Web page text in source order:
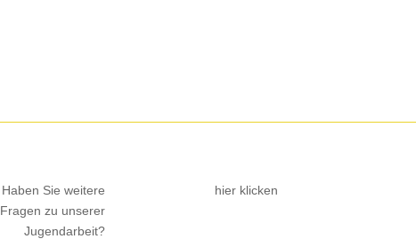
Haben Sie weitere
Fragen zu unserer
Jugendarbeit?
hier klicken